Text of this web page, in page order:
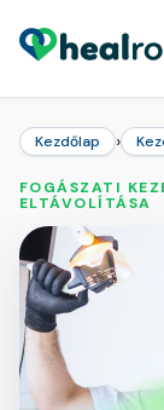
Kezdőlap ›
FOGÁSZATI
ELTÁVOLÍTÁSA